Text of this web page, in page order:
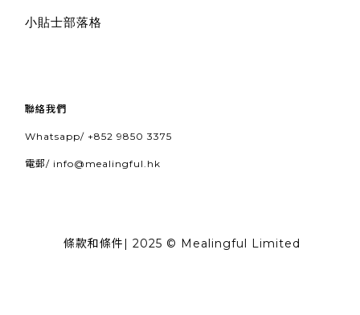
小貼士部落格
聯絡我們
Whatsapp/ +852 9850 3375
電郵/ info@mealingful.hk
條款和條件| 2025 © Mealingful Limited